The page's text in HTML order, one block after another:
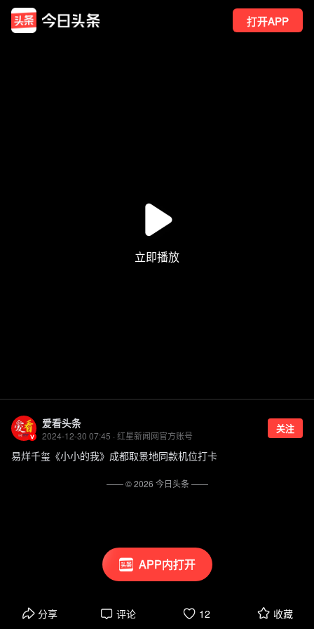
打开APP
APP内打开
爱看头条
2024-12-30 07:45 · 红星新闻网官方账号
关注
易烊千玺《小小的我》成都取景地同款机位打卡
分享 评论 12 收藏
—— ©2026 今日头条——